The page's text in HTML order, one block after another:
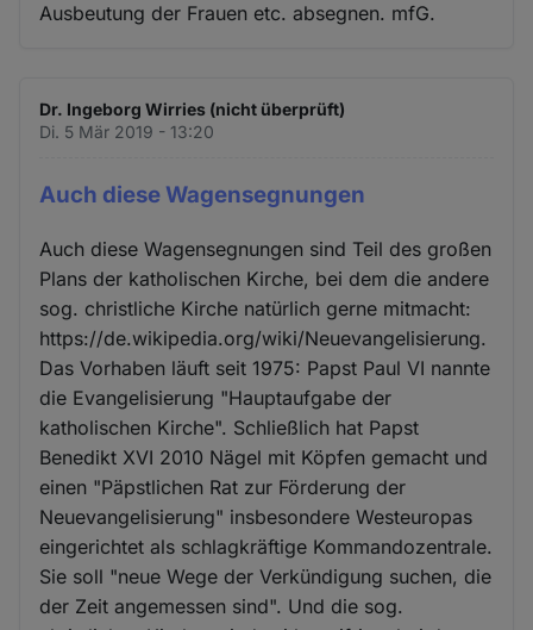
Ausbeutung der Frauen etc. absegnen. mfG.
Dr. Ingeborg Wirries (nicht überprüft)
Di. 5 Mär 2019 - 13:20
Auch diese Wagensegnungen
Auch diese Wagensegnungen sind Teil des großen
Plans der katholischen Kirche, bei dem die andere
sog. christliche Kirche natürlich gerne mitmacht:
https://de.wikipedia.org/wiki/Neuevangelisierung.
Das Vorhaben läuft seit 1975: Papst Paul VI nannte
die Evangelisierung "Hauptaufgabe der
katholischen Kirche". Schließlich hat Papst
Benedikt XVI 2010 Nägel mit Köpfen gemacht und
einen "Päpstlichen Rat zur Förderung der
Neuevangelisierung" insbesondere Westeuropas
eingerichtet als schlagkräftige Kommandozentrale.
Sie soll "neue Wege der Verkündigung suchen, die
der Zeit angemessen sind". Und die sog.